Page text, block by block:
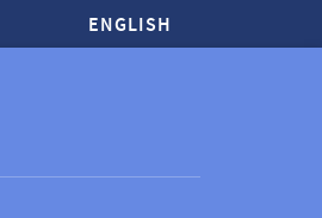
ENGLISH